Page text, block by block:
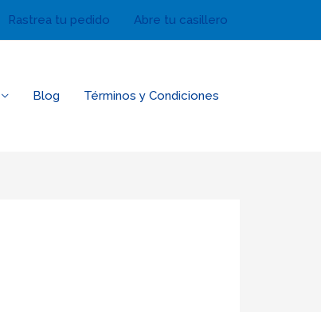
Rastrea tu pedido Abre tu casillero
Blog
Términos y Condiciones